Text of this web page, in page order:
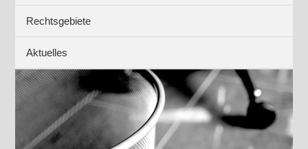
Rechtsgebiete
Aktuelles